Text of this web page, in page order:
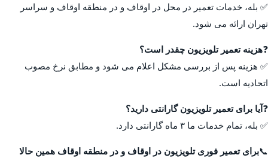
✅ بله، خدمات تعمیر در محل در اوقاف و در منطقه اوقاف و سراسر
تهران ارائه می شود.
❓هزینه تعمیر تلویزیون چقدر است؟
✅ هزینه پس از بررسی مشکل اعلام می شود و مطابق نرخ مصوب
اتحادیه است.
❓آیا برای تعمیر تلویزیون گارانتی دارید؟
✅ بله، تمام خدمات ما ۳ ماه گارانتی دارد.
📞برای تعمیر فوری تلویزیون در اوقاف و در منطقه اوقاف همین حالا